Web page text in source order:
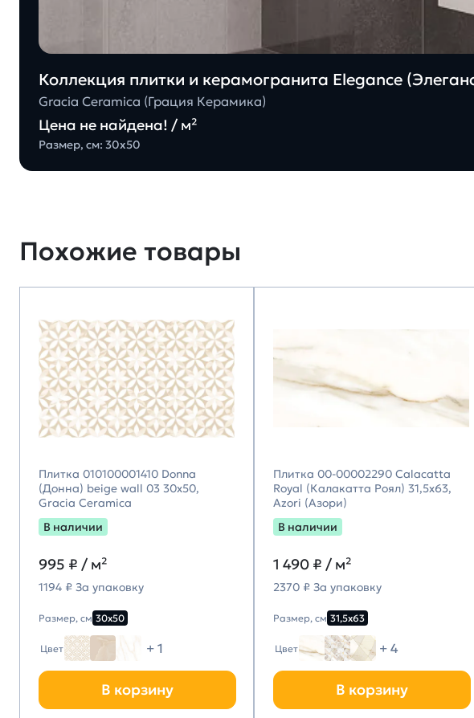
Коллекция плитки и керамогранита Elegance
Gracia Ceramica (Грация Керамика)
Цена не найдена! / м²
Размер, см: 30х50
Похожие товары
Плитка 010100001410 Donna
(Донна) beige wall 03 30х50,
Gracia Ceramica
В наличии
995 ₽ / м²
1194 ₽ За упаковку
Размер, см 30х50
Цвет + 1
В корзину
Плитка 00-00002290 Calacatta
Royal (Калакатта Роял) 31,5х63,
Azori (Азори)
В наличии
1 490 ₽ / м²
2370 ₽ За упаковку
Размер, см 31,5х63
Цвет + 4
В корзину